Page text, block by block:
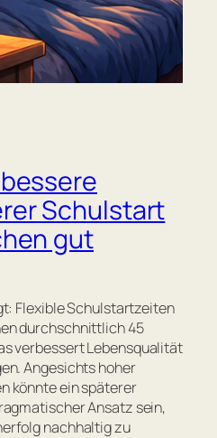
Schulstart
gut
Flexible Schulstartzeiten
durchschnittlich 45
verbessert Lebensqualität
Angesichts hoher
könnte ein späterer
Ansatz sein,
nachhaltig zu